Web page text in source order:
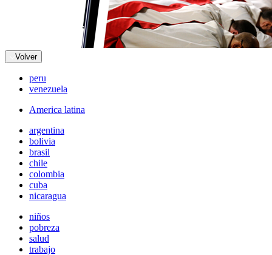
Volver
peru
venezuela
America latina
argentina
bolivia
brasil
chile
colombia
cuba
nicaragua
niños
pobreza
salud
trabajo